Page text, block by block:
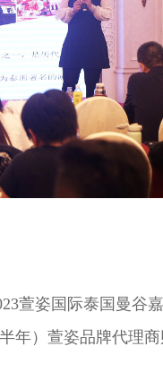
萱姿国际泰国曼谷
年）萱姿品牌代理